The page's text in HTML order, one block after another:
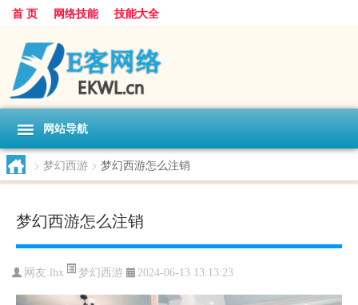
首 页 网络技能 技能大全
网站导航
> 梦幻西游 > 梦幻西游怎么注销
梦幻西游怎么注销
网友: lhx 梦幻西游 2024-06-13 13:13:23